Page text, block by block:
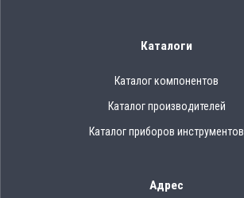
Каталоги
Каталог компонентов
Каталог производителей
Каталог приборов инструментов
Адрес